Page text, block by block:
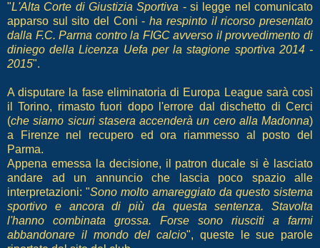
"L'Alta Corte di Giustizia Sportiva - si legge nel comunicato
apparso sul sito del Coni -ha respinto il ricorso presentato
dalla F.C. Parma contro la FIGC avverso il provvedimento di
diniego della Licenza Uefa per la stagione sportiva 2014 -
2015".
A disputare la fase eliminatoria di Europa League sarà così
il Torino, rimasto fuori dopo l'errore dal dischetto di Cerci
(che siamo sicuri stasera accenderà un cero alla Madonna)
a Firenze nel recupero ed ora riammesso al posto del
Parma.
Appena emessa la decisione, il patron ducale si è lasciato
andare ad un annuncio che lascia poco spazio alle
interpretazioni: "Sono molto amareggiato da questo sistema
sportivo e ancora di più da questa sentenza. Stavolta
l'hanno combinata grossa. Forse sono riusciti a farmi
abbandonare il mondo del calcio", queste le sue parole